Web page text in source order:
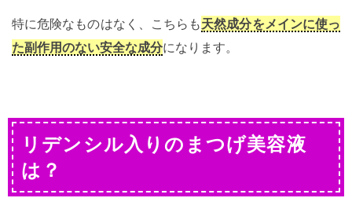
特に危険なものはなく、こちらも天然成分をメインに使っ
た副作用のない安全な成分になります。
リデンシル入りのまつげ美容液
は？